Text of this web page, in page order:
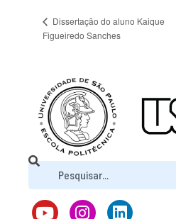
Dissertação do aluno Kaique
Figueiredo Sanches